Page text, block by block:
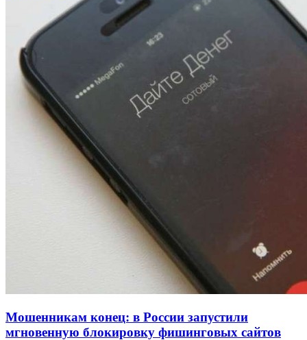
Покушение на убийство в Волгограде: девушка
напала на незнакомую женщину с ножом
12:39
Сладкий праздник в Волгограде: в Центральном
парке прошёл фестиваль „Арбузный переполох“
Волгоградские компании нарастили экспорт:
заключены контракты на 3,6 млн долларов
Мошенникам конец: в России запустили
мгновенную блокировку фишинговых сайтов